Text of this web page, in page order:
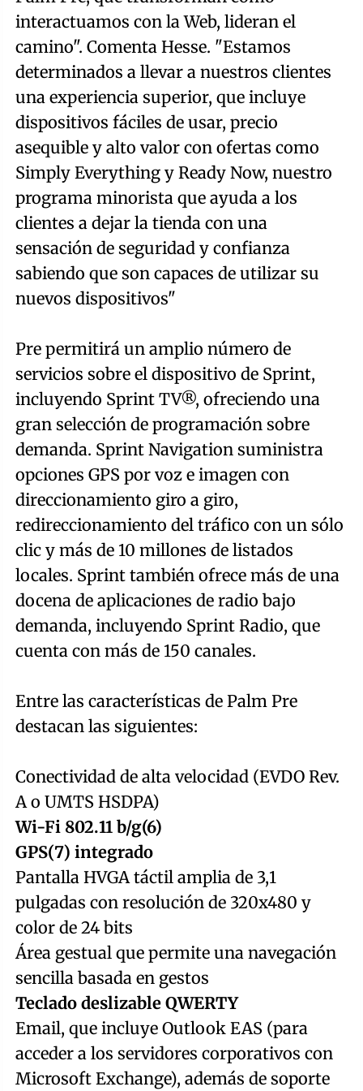
interactuamos con la Web, lideran el
camino". Comenta Hesse. "Estamos
determinados a llevar a nuestros clientes
una experiencia superior, que incluye
dispositivos fáciles de usar, precio
asequible y alto valor con ofertas como
Simply Everything y Ready Now, nuestro
programa minorista que ayuda a los
clientes a dejar la tienda con una
sensación de seguridad y confianza
sabiendo que son capaces de utilizar su
nuevos dispositivos"
Pre permitirá un amplio número de
servicios sobre el dispositivo de Sprint,
incluyendo Sprint TV®, ofreciendo una
gran selección de programación sobre
demanda. Sprint Navigation suministra
opciones GPS por voz e imagen con
direccionamiento giro a giro,
redireccionamiento del tráfico con un sólo
clic y más de 10 millones de listados
locales. Sprint también ofrece más de una
docena de aplicaciones de radio bajo
demanda, incluyendo Sprint Radio, que
cuenta con más de 150 canales.
Entre las características de Palm Pre
destacan las siguientes:
Conectividad de alta velocidad (EVDO Rev.
A o UMTS HSDPA)
Wi-Fi 802.11 b/g(6)
GPS(7) integrado
Pantalla HVGA táctil amplia de 3,1
pulgadas con resolución de 320x480 y
color de 24 bits
Área gestual que permite una navegación
sencilla basada en gestos
Teclado deslizable QWERTY
Email, que incluye Outlook EAS (para
acceder a los servidores corporativos con
Microsoft Exchange), además de soporte